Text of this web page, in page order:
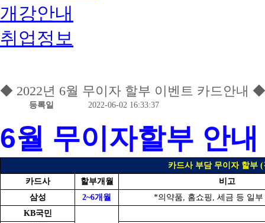
개강안내
취업정보
◆ 2022년 6월 무이자 할부 이벤트 카드안내 ◆
등록일 2022-06-02 16:33:37
6월 무이자할부 안내
카드사 부담 무이자 할부
카드사
할부개월
비고
삼성
2~6개월
*의약품, 홈쇼핑, 세금 등 일부
KB국민